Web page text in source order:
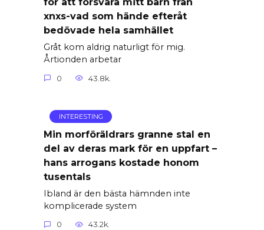
xnxs-vad som hände efteråt
bedövade hela samhället
Gråt kom aldrig naturligt för mig.
Årtionden arbetar
0 43.8k.
INTERESTING
Min morföräldrars granne stal en
del av deras mark för en uppfart –
hans arrogans kostade honom
tusentals
Ibland är den bästa hämnden inte
komplicerade system
0 43.2k.